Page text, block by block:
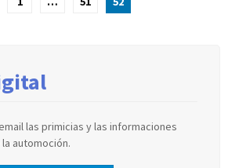
las primicias y las informaciones
automoción.